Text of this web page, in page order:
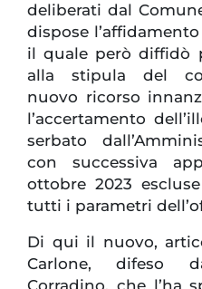
deliberati dal
dispose
il quale però diffidò
alla stipula del
nuovo ricorso
l’accertamento
serbato
con successiva
ottobre 2023
tutti i parametri
Di qui il nuovo,
Carlone, difeso